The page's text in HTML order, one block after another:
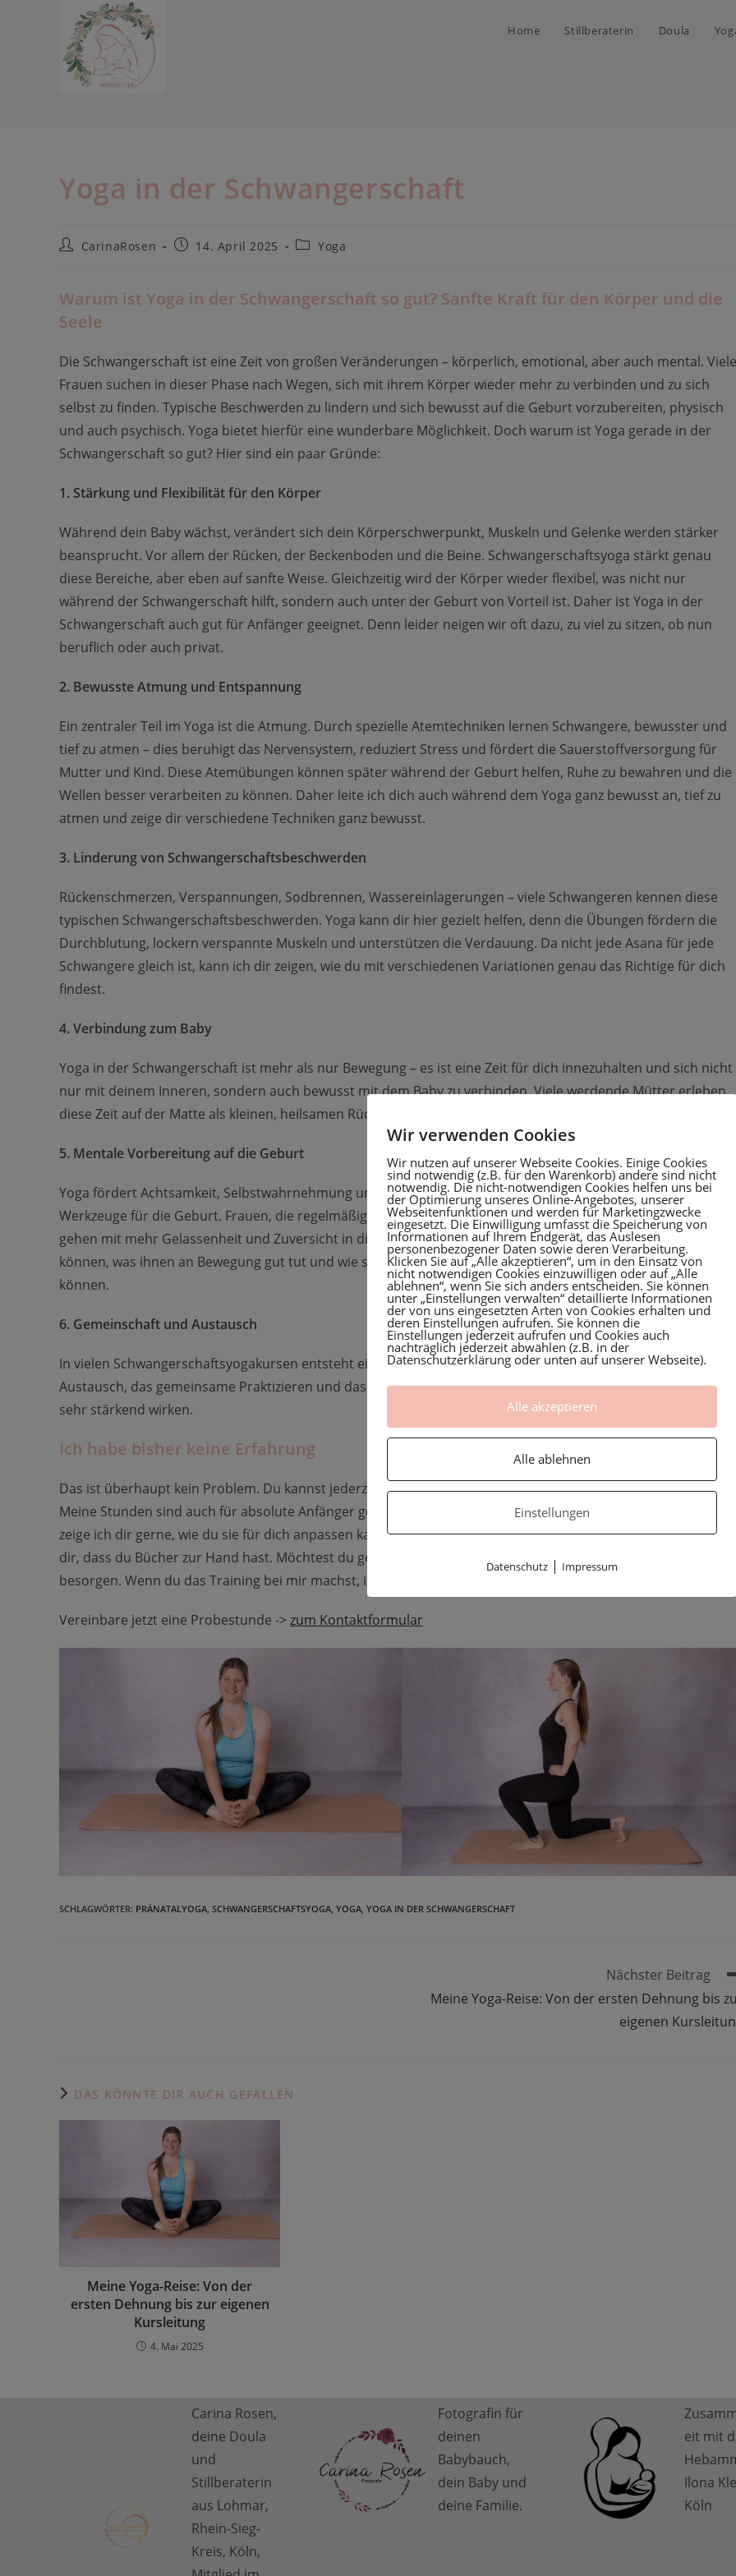
Home Stillberaterin Doula
Yoga in der Schwangerschaft
Beitrags-
CarinaRosen
Beitrag14. April 2025
Beitrags-
Yoga
Warum ist Yoga in der Schwangerschaft so gut? Sanfte Kraft für den Körper und die
Seele
Die Schwangerschaft ist eine Zeit von großen Veränderungen – körperlich, emotional, aber auch mental. Viele
Frauen suchen in dieser Phase nach Wegen, sich mit ihrem Körper wieder mehr zu verbinden und zu sich
selbst zu finden. Typische Beschwerden zu lindern und sich bewusst auf die Geburt vorzubereiten, physisch
und auch psychisch. Yoga bietet hierfür eine wunderbare Möglichkeit. Doch warum ist Yoga gerade in der
Schwangerschaft so gut? Hier sind ein paar Gründe:
1. Stärkung und Flexibilität für den Körper
Während dein Baby wächst, verändert sich dein Körperschwerpunkt, Muskeln und Gelenke werden stärker
beansprucht. Vor allem der Rücken, der Beckenboden und die Beine. Schwangerschaftsyoga stärkt genau
diese Bereiche, aber eben auf sanfte Weise. Gleichzeitig wird der Körper wieder flexibel, was nicht nur
während der Schwangerschaft hilft, sondern auch unter der Geburt von Vorteil ist. Daher ist Yoga in der
Schwangerschaft auch gut für Anfänger geeignet. Denn leider neigen wir oft dazu, zu viel zu sitzen, ob nun
beruflich oder auch privat.
2. Bewusste Atmung und Entspannung
Ein zentraler Teil im Yoga ist die Atmung. Durch spezielle Atemtechniken lernen Schwangere, bewusster und
tief zu atmen – dies beruhigt das Nervensystem, reduziert Stress und fördert die Sauerstoffversorgung für
Mutter und Kind. Diese Atemübungen können später während der Geburt helfen, Ruhe zu bewahren und die
Wellen besser verarbeiten zu können. Daher leite ich dich auch während dem Yoga ganz bewusst an, tief zu
atmen und zeige dir verschiedene Techniken ganz bewusst.
3. Linderung von Schwangerschaftsbeschwerden
Rückenschmerzen, Verspannungen, Sodbrennen, Wassereinlagerungen – viele Schwangeren kennen diese
typischen Schwangerschaftsbeschwerden. Yoga kann dir hier gezielt helfen, denn die Übungen fördern die
Durchblutung, lockern verspannte Muskeln und unterstützen die Verdauung. Da nicht jede Asana für jede
Schwangere gleich ist, kann ich dir zeigen, wie du mit verschiedenen Variationen genau das Richtige für dich
findest.
4. Verbindung zum Baby
Yoga in der Schwangerschaft ist mehr als nur Bewegung – es ist eine Zeit für dich innezuhalten und sich nicht
nur mit deinem Inneren, sondern auch bewusst mit dem Baby zu verbinden. Viele werdende Mütter erleben
diese Zeit auf der Matte als kleinen, heilsamen Rückzugsort, um ihrem Kind in Ruhe zu begegnen.
5. Mentale Vorbereitung auf die Geburt
Yoga fördert Achtsamkeit, Selbstwahrnehmung und Vertrauen in den eigenen Körper – das sind kraftvolle
Werkzeuge für die Geburt. Frauen, die regelmäßig Yoga praktizieren, fühlen sich oft besser vorbereitet und
gehen mit mehr Gelassenheit und Zuversicht in die Geburt hinein. Sie wissen, wie sich sich entspannen
können, was ihnen an Bewegung gut tut und wie sie sich auch während der Geburt mit ihrem Baby verbinden
können.
6. Gemeinschaft und Austausch
In vielen Schwangerschaftsyogakursen entsteht eine schöne Gemeinschaft unter werdenden Müttern. Der
Austausch, das gemeinsame Praktizieren und das Gefühl, mit seinen Erfahrungen nicht allein zu sein, kann
sehr stärkend wirken.
Ich habe bisher keine Erfahrung
Das ist überhaupt kein Problem. Du kannst jederzeit einsteigen und probieren, ob Yoga etwas für dich ist.
Meine Stunden sind auch für absolute Anfänger geeignet. Sollte eine Asana für dich nicht angenehm sein,
zeige ich dir gerne, wie du sie für dich anpassen kannst. Wenn du Online mitmachen möchtest empfehle ich
dir, dass du Bücher zur Hand hast. Möchtest du gerne länger dabei sein, kannst du dir gerne auch
besorgen. Wenn du das Training bei mir machst, ist alles hier vor Ort und du brauchst nur bequeme
Vereinbare jetzt eine Probestunde -> zum Kontaktformular
SCHLAGWÖRTER: PRÄNATALYOGA SCHWANGERSCHAFTSYOGA YOGA YOGA IN DER SCHWANGERSCHAFT
Nächster Beitrag
Meine Yoga-Reise: Von der ersten Dehnung bis
eigenen
DAS KÖNNTE DIR AUCH GEFALLEN
Meine Yoga-Reise: Von der
ersten Dehnung bis zur eigenen
Kursleitung
4. Mai 2025
Carina Rosen,
deine Doula
und
Stillberaterin
aus Lohmar,
Rhein-Sieg-
Kreis, Köln,
Fotografin für
deinen
Babybauch,
dein Baby und
deine Familie.
eit mit
Ilona
Köln
Wir verwenden Cookies
Wir nutzen auf unserer Webseite Cookies. Einige Cookies
sind notwendig (z.B. für den Warenkorb) andere sind nicht
notwendig. Die nicht-notwendigen Cookies helfen uns bei
der Optimierung unseres Online-Angebotes, unserer
Webseitenfunktionen und werden für Marketingzwecke
eingesetzt. Die Einwilligung umfasst die Speicherung von
Informationen auf Ihrem Endgerät, das Auslesen
personenbezogener Daten sowie deren Verarbeitung.
Klicken Sie auf „Alle akzeptieren“, um in den Einsatz von
nicht notwendigen Cookies einzuwilligen oder auf „Alle
ablehnen“, wenn Sie sich anders entscheiden. Sie können
unter „Einstellungen verwalten“ detaillierte Informationen
der von uns eingesetzten Arten von Cookies erhalten und
deren Einstellungen aufrufen. Sie können die
Einstellungen jederzeit aufrufen und Cookies auch
nachträglich jederzeit abwählen (z.B. in der
Datenschutzerklärung oder unten auf unserer Webseite).
Alle akzeptieren
Alle ablehnen
Einstellungen
Datenschutz | Impressum